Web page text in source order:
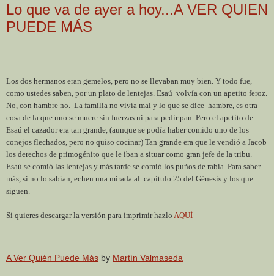
Lo que va de ayer a hoy...A VER QUIEN
PUEDE MÁS
Los dos hermanos eran gemelos, pero no se llevaban muy bien. Y todo fue,
como ustedes saben, por un plato de lentejas. Esaú volvía con un apetito feroz.
No, con hambre no.
La familia no vivía mal y lo que se dice hambre, es otra
cosa de la que uno se muere sin fuerzas ni para pedir pan. Pero el apetito de
Esaú el cazador era tan grande, (aunque se podía haber comido uno de los
conejos flechados, pero no quiso cocinar) Tan grande era que le vendió a Jacob
los derechos de primogénito que le iban a situar como gran jefe de la tribu.
Esaú se comió las lentejas y más tarde se comió los puños de rabia. Para saber
más, si no lo sabían, echen una mirada al capítulo 25 del Génesis y los que
siguen.
Si quieres descargar la versión para imprimir hazlo AQUÍ
A Ver Quién Puede Más by Martín Valmaseda